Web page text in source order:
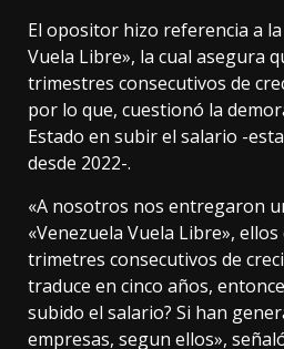
El opositor hizo referencia a
Vuela Libre», la cual asegura
trimestres consecutivos de
por lo que, cuestionó la
Estado en subir el salario -
desde 2022-.
«A nosotros nos entregaron
«Venezuela Vuela Libre»,
trimetres consecutivos de
traduce en cinco años,
subido el salario? Si han
empresas, segun ellos»,